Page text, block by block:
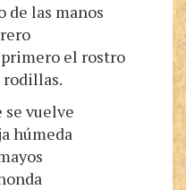
de las manos
el rostro
rodillas.
se vuelve
húmeda